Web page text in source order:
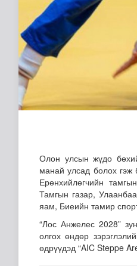
Олон улсын жүдо
манай улсад болох
Ерөнхийлөгчийн
Тамгын газар,
яам, Биеийн тамир
“Лос Анжелес 2028”
олгох өндөр
өдрүүдэд “AIC Steppe